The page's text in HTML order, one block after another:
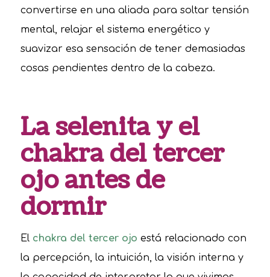
convertirse en una aliada para soltar tensión
mental, relajar el sistema energético y
suavizar esa sensación de tener demasiadas
cosas pendientes dentro de la cabeza.
La selenita y el
chakra del tercer
ojo antes de
dormir
El chakra del tercer ojo está relacionado con
la percepción, la intuición, la visión interna y